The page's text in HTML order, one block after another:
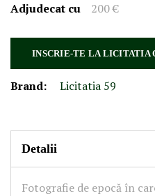
Adjudecat cu
200 €
INSCRIE-TE LA LICITATIA
Brand: Licitatia 59
Detalii
Fotografie de epocă în